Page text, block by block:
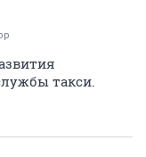
такси.